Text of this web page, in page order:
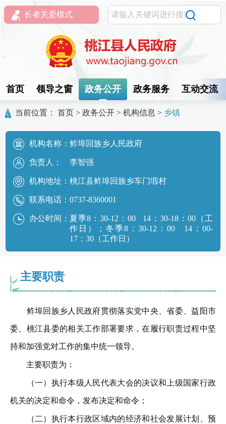
长者关爱模式
首页 领导之窗 政务公开 政务服务 互动交流
当前位置： 首页 > 政务公开 > 机构信息 > 乡镇
机构名称：鲊埠回族乡人民政府
负责人： 李智强
机构地址：桃江县鲊埠回族乡车门塅村
联系电话：0737-8360001
办公时间： 夏季8：30-12：00 14：30-18：00（工
作日）；冬季8：30-12：00 14：00-
17：30（工作日）
主要职责
鲊埠回族乡人民政府贯彻落实党中央、省委、益阳市
委、桃江县委的相关工作部署要求，在履行职责过程中坚
持和加强党对工作的集中统一领导。
主要职责为：
（一）执行本级人民代表大会的决议和上级国家行政
机关的决定和命令，发布决定和命令；
（二）执行本行政区域内的经济和社会发展计划、预